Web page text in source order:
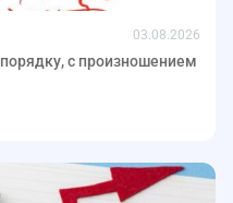
03.08.2026
с произношением